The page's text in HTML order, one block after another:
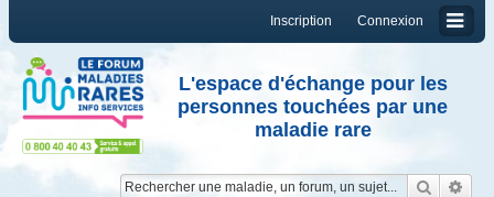
Connexion
Inscription
L'espace d'échange pour les
personnes touchées par une
maladie rare